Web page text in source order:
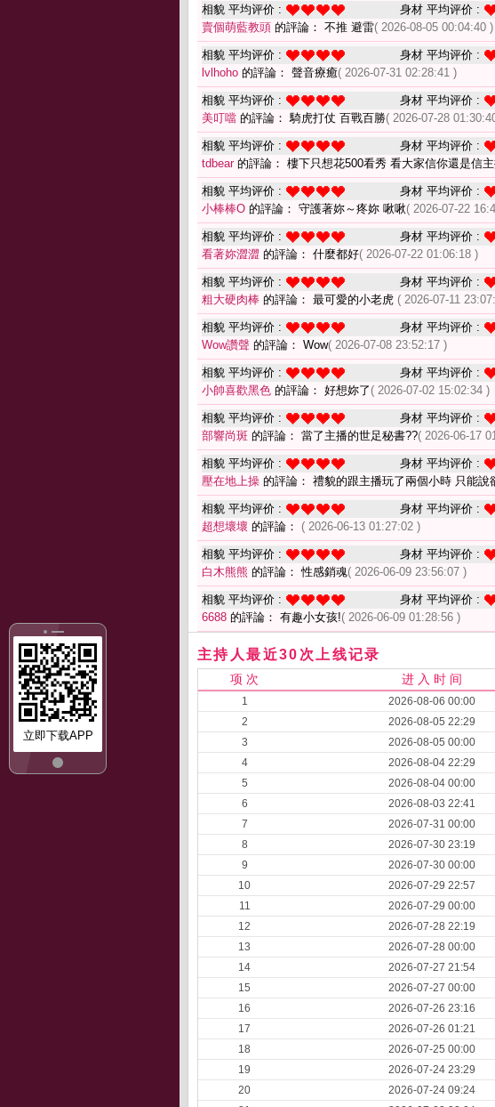
立即下载APP
相貌 平均评价 : 身材 平均评价 :
賣個萌藍教頭 的評論： 不推 避雷( 2026-08-05 00:04:40 )
相貌 平均评价 : 身材 平均评价 :
lvlhoho 的評論： 聲音療癒( 2026-07-31 02:28:41 )
相貌 平均评价 : 身材 平均评价 :
美叮噹 的評論： 騎虎打仗 百戰百勝( 2026-07-28
相貌 平均评价 : 身材 平均评价 :
tdbear的評論： 樓下只想花500看秀 看大家信你還是信
相貌 平均评价 : 身材 平均评价 :
小棒棒O 的評論： 守護著妳～疼妳 啾啾( 2026-07-22
相貌 平均评价 : 身材 平均评价 :
看著妳澀澀 的評論： 什麼都好( 2026-07-22 01:06:18 )
相貌 平均评价 : 身材 平均评价 :
粗大硬肉棒 的評論： 最可愛的小老虎 ( 2026-07-11
相貌 平均评价 : 身材 平均评价 :
Wow讚聲 的評論： Wow( 2026-07-08 23:52:17 )
相貌 平均评价 : 身材 平均评价 :
小帥喜歡黑色 的評論： 好想妳了 ( 2026-07-02 15:02:34 )
相貌 平均评价 : 身材 平均评价 :
部響尚斑 的評論： 當了主播的世足秘書??( 2026-06-17
相貌 平均评价 : 身材 平均评价 :
壓在地上操 的評論： 禮貌的跟主播玩了兩個小時 只能說
相貌 平均评价 : 身材 平均评价 :
超想壞壞 的評論： ( 2026-06-13 01:27:02 )
相貌 平均评价 : 身材 平均评价 :
白木熊熊 的評論： 性感銷魂( 2026-06-09 23:56:07 )
相貌 平均评价 : 身材 平均评价 :
6688 的評論： 有趣小女孩!( 2026-06-09 01:28:56 )
主持人最近30次上线记录
项 次 进 入 时 间
1 2026-08-06 00:00
2
2026-08-05 22:29
3
2026-08-05 00:00
4
2026-08-04 22:29
5
2026-08-04 00:00
6
2026-08-03 22:41
7
2026-07-31 00:00
8
2026-07-30 23:19
9
2026-07-30 00:00
10
2026-07-29 22:57
11
2026-07-29 00:00
12
2026-07-28 22:19
13
2026-07-28 00:00
14
2026-07-27 21:54
15
2026-07-27 00:00
16
2026-07-26 23:16
17
2026-07-26 01:21
18
2026-07-25 00:00
19
2026-07-24 23:29
20
2026-07-24 09:24